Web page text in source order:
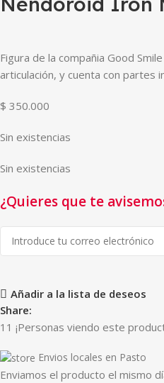
Figura de la compañia Good
articulación, y cuenta con partes
$ 350.000
Sin existencias
Sin existencias
¿Quieres que te
Añadir a la lista de deseos
Share:
11 ¡Personas viendo este
Envios locales en Pasto
Enviamos el producto el mismo